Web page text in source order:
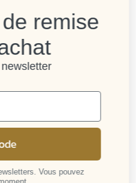
clienti
M.
remise
Vous pouvez